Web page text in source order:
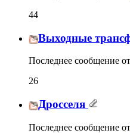
44
Выходные
Последнее сообщение от
26
Дросселя
Последнее сообщение от